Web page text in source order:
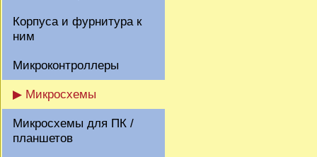
Корпуса и фурнитура к
ним
Микроконтроллеры
▶ Микросхемы
Микросхемы для ПК /
планшетов